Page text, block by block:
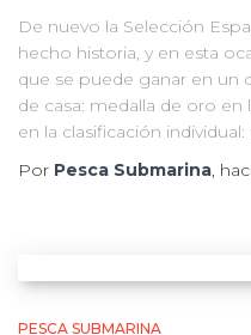
De nuevo la Selección
hecho historia, y en esta
que se puede ganar en un
de casa: medalla de oro en
en la clasificación
Por Pesca Submarina,
PESCA SUBMARINA